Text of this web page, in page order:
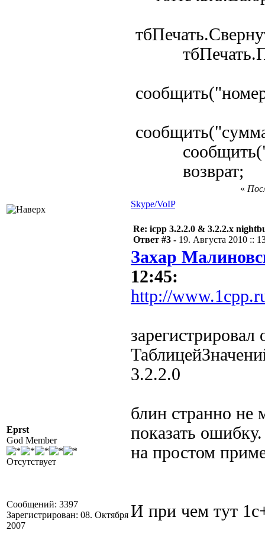
возврат;
«
Skype/VoIP
Eprst
God Member
Отсутствует
Сообщений: 3397
Зарегистрирован: 08. Октября
2007
Re: icpp 3.2.2.0 & 3.2.2.x
Ответ #3 - 19. Августа 2010 ::
Захар
12:45:
http://
3.2.2.0
блин странно не
показать ошибку.
на простом
И при чем тут